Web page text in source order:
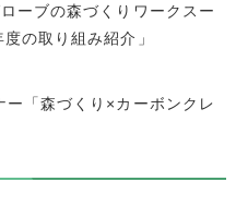
ーブの森づくりワークスー
の取り組み紹介」
「森づくり×カーボンクレ